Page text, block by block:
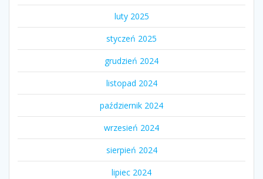
luty 2025
styczeń 2025
grudzień 2024
listopad 2024
październik 2024
wrzesień 2024
sierpień 2024
lipiec 2024